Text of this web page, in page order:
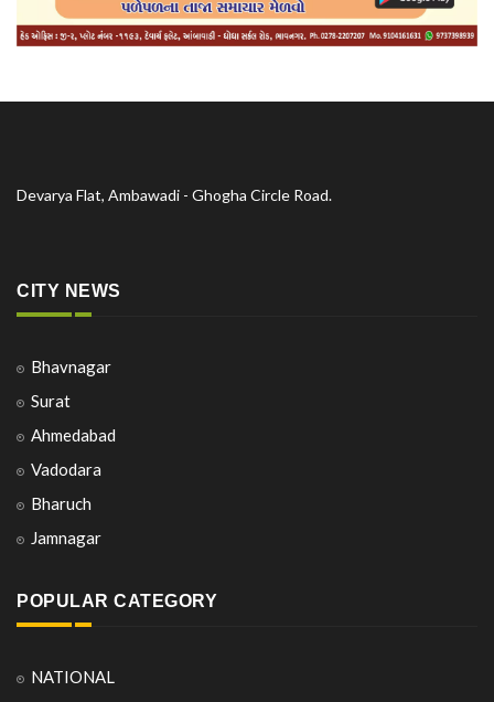
Devarya Flat, Ambawadi - Ghogha Circle Road.
CITY NEWS
Bhavnagar
Surat
Ahmedabad
Vadodara
Bharuch
Jamnagar
POPULAR CATEGORY
NATIONAL